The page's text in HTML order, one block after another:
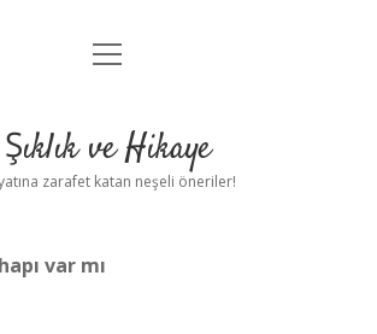
Anasayfa
Yasal Uyarı
menüyü
Şıklık ve Hikaye
zarafet katan neşeli öneriler!
var mı